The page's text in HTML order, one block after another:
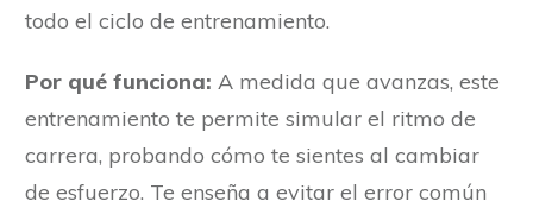
todo el ciclo de entrenamiento.
Por qué funciona: A medida que avanzas, este
entrenamiento te permite simular el ritmo de
carrera, probando cómo te sientes al cambiar
de esfuerzo. Te enseña a evitar el error común